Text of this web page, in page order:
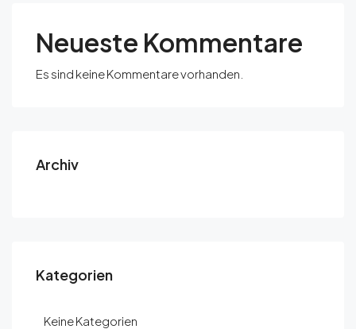
Neueste Kommentare
Es sind keine Kommentare vorhanden.
Archiv
Kategorien
Keine Kategorien